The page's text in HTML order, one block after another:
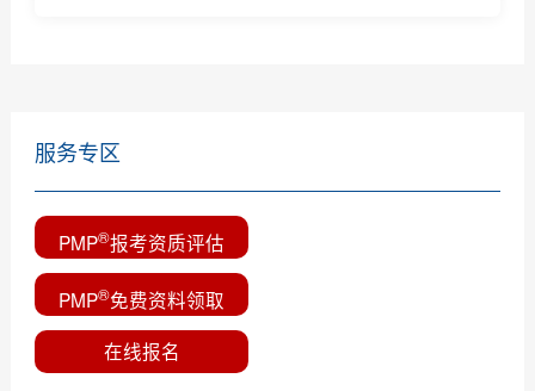
服务专区
PMP®报考资质评估
PMP®免费资料领取
在线报名